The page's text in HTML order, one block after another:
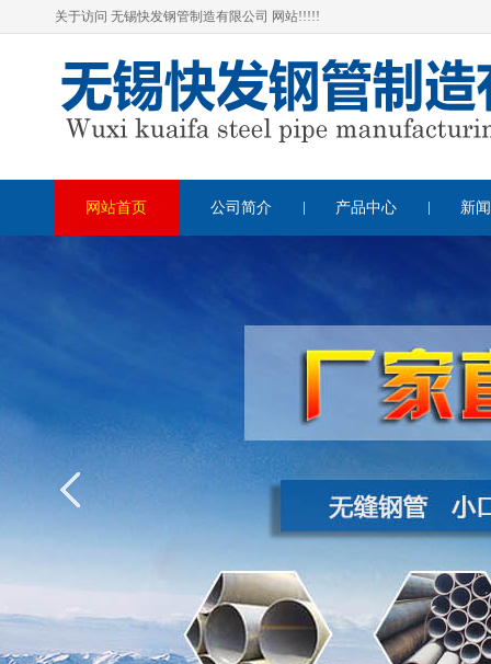
关于访问 无锡快发钢管制造有限公司 网站!!!!!
网站首页 公司简介 产品中心 新